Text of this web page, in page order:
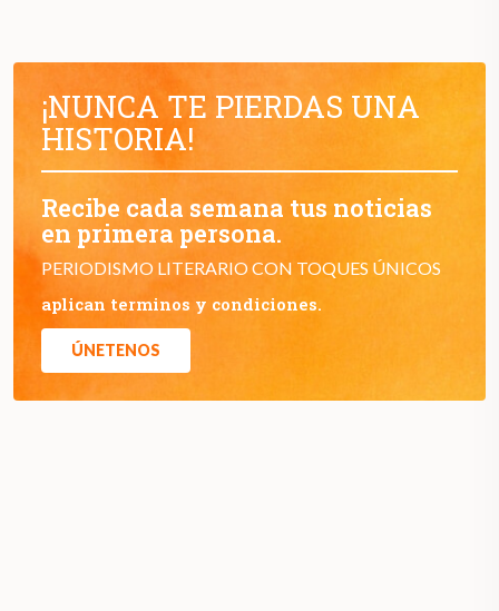
¡NUNCA TE PIERDAS UNA
HISTORIA!
Recibe cada semana tus noticias
en primera persona.
PERIODISMO LITERARIO CON TOQUES ÚNICOS
aplican terminos y condiciones.
ÚNETENOS